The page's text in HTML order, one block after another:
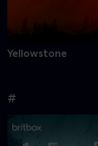
Yellowstone
#